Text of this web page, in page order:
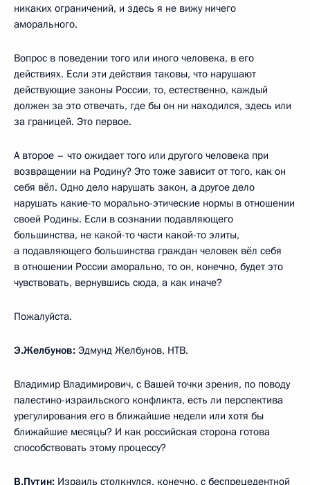
никаких ограничений, и здесь я не вижу ничего
аморального.
Вопрос в поведении того или иного человека, в его
действиях. Если эти действия таковы, что нарушают
действующие законы России, то, естественно, каждый
должен за это отвечать, где бы он ни находился, здесь или
за границей. Это первое.
А второе – что ожидает того или другого человека при
возвращении на Родину? Это тоже зависит от того, как он
себя вёл. Одно дело нарушать закон, а другое дело
нарушать какие-то морально-этические нормы в отношении
своей Родины. Если в сознании подавляющего
большинства, не какой-то части какой-то элиты,
а подавляющего большинства граждан человек вёл себя
в отношении России аморально, то он, конечно, будет это
чувствовать, вернувшись сюда, а как иначе?
Пожалуйста.
Э.Желбунов: Эдмунд Желбунов, НТВ.
Владимир Владимирович, с Вашей точки зрения, по поводу
палестино-израильского конфликта, есть ли перспектива
урегулирования его в ближайшие недели или хотя бы
ближайшие месяцы? И как российская сторона готова
способствовать этому процессу?
В.Путин: Израиль столкнулся, конечно, с беспрецедентной